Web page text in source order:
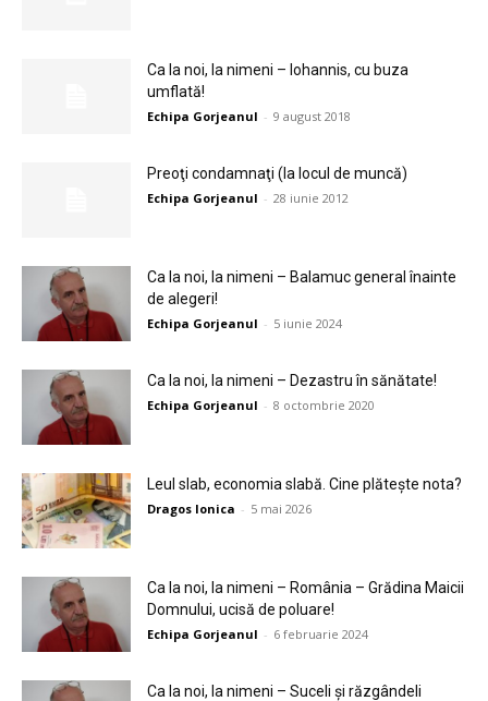
Ca la noi, la nimeni – Iohannis, cu buza
umflată!
Echipa Gorjeanul - 9 august 2018
Preoţi condamnaţi (la locul de muncă)
Echipa Gorjeanul - 28 iunie 2012
Ca la noi, la nimeni – Balamuc general înainte
de alegeri!
Echipa Gorjeanul - 5 iunie 2024
Ca la noi, la nimeni – Dezastru în sănătate!
Echipa Gorjeanul - 8 octombrie 2020
Leul slab, economia slabă. Cine plătește nota?
Dragos Ionica - 5 mai 2026
Ca la noi, la nimeni – România – Grădina Maicii
Domnului, ucisă de poluare!
Echipa Gorjeanul - 6 februarie 2024
Ca la noi, la nimeni – Suceli și răzgândeli